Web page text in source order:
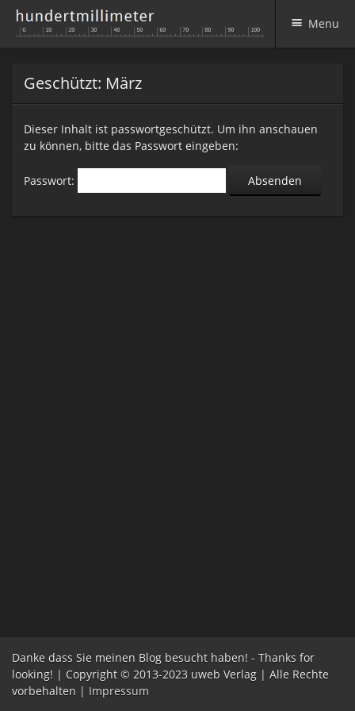
Menu
Geschützt: März
Dieser Inhalt ist passwortgeschützt. Um ihn anschauen
zu können, bitte das Passwort eingeben:
Passwort:
Danke dass Sie meinen Blog besucht haben! - Thanks for
looking! | Copyright © 2013-2023 uweb Verlag | Alle Rechte
vorbehalten | Impressum